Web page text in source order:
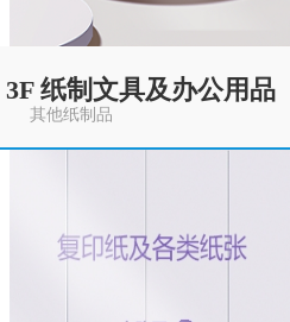
3F 纸制文具及办公用品
其他纸制品